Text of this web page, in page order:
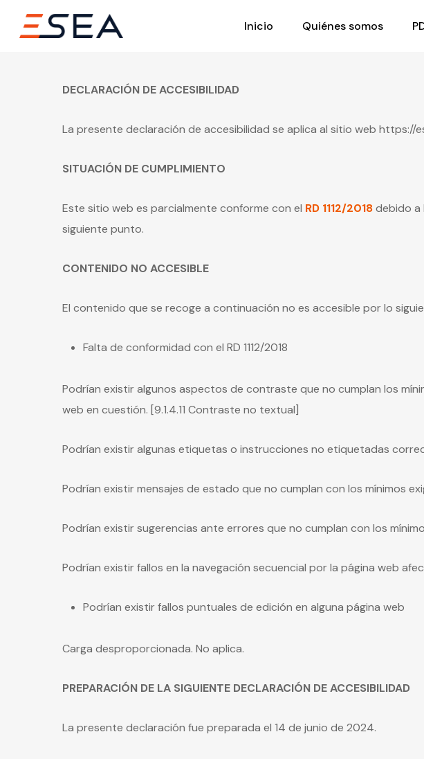
Inicio Quiénes somos
DECLARACIÓN DE ACCESIBILIDAD
La presente declaración de accesibilidad se aplica al sitio web https://
SITUACIÓN DE CUMPLIMIENTO
Este sitio web es parcialmente conforme con el RD 1112/2018debido a
siguiente punto.
CONTENIDO NO ACCESIBLE
El contenido que se recoge a continuación no es accesible por lo
Falta de conformidad con el RD 1112/2018
Podrían existir algunos aspectos de contraste que no cumplan los
web en cuestión. [9.1.4.11 Contraste no textual]
Podrían existir algunas etiquetas o instrucciones no etiquetadas
Podrían existir mensajes de estado que no cumplan con los mínimos
Podrían existir sugerencias ante errores que no cumplan con los
Podrían existir fallos en la navegación secuencial por la página web
Podrían existir fallos puntuales de edición en alguna página web
Carga desproporcionada. No aplica.
PREPARACIÓN DE LA SIGUIENTE DECLARACIÓN DE ACCESIBILIDAD
La presente declaración fue preparada el 14 de junio de 2024.